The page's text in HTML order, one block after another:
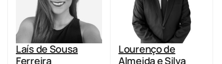
Laís de Sousa
Ferreira
Lourenço de
Almeida e Silva